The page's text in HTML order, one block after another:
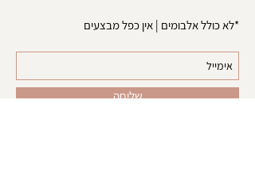
*לא כולל אלבומים | אין כפל מבצעים
שליחה